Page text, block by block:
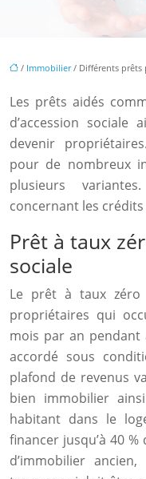
/ Immobilier/ Différents prêts
Les prêts aidés
d’accession
devenir
pour de nombreux
plusieurs
concernant les
Prêt à taux
sociale
Le prêt à taux zéro
propriétaires qui
mois par an pendant
accordé sous
plafond de revenus
bien immobilier
habitant dans le
financer jusqu’à 40
d’immobilier